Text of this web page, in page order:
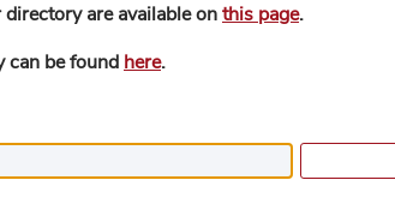
are available onthis page.
can be found here.